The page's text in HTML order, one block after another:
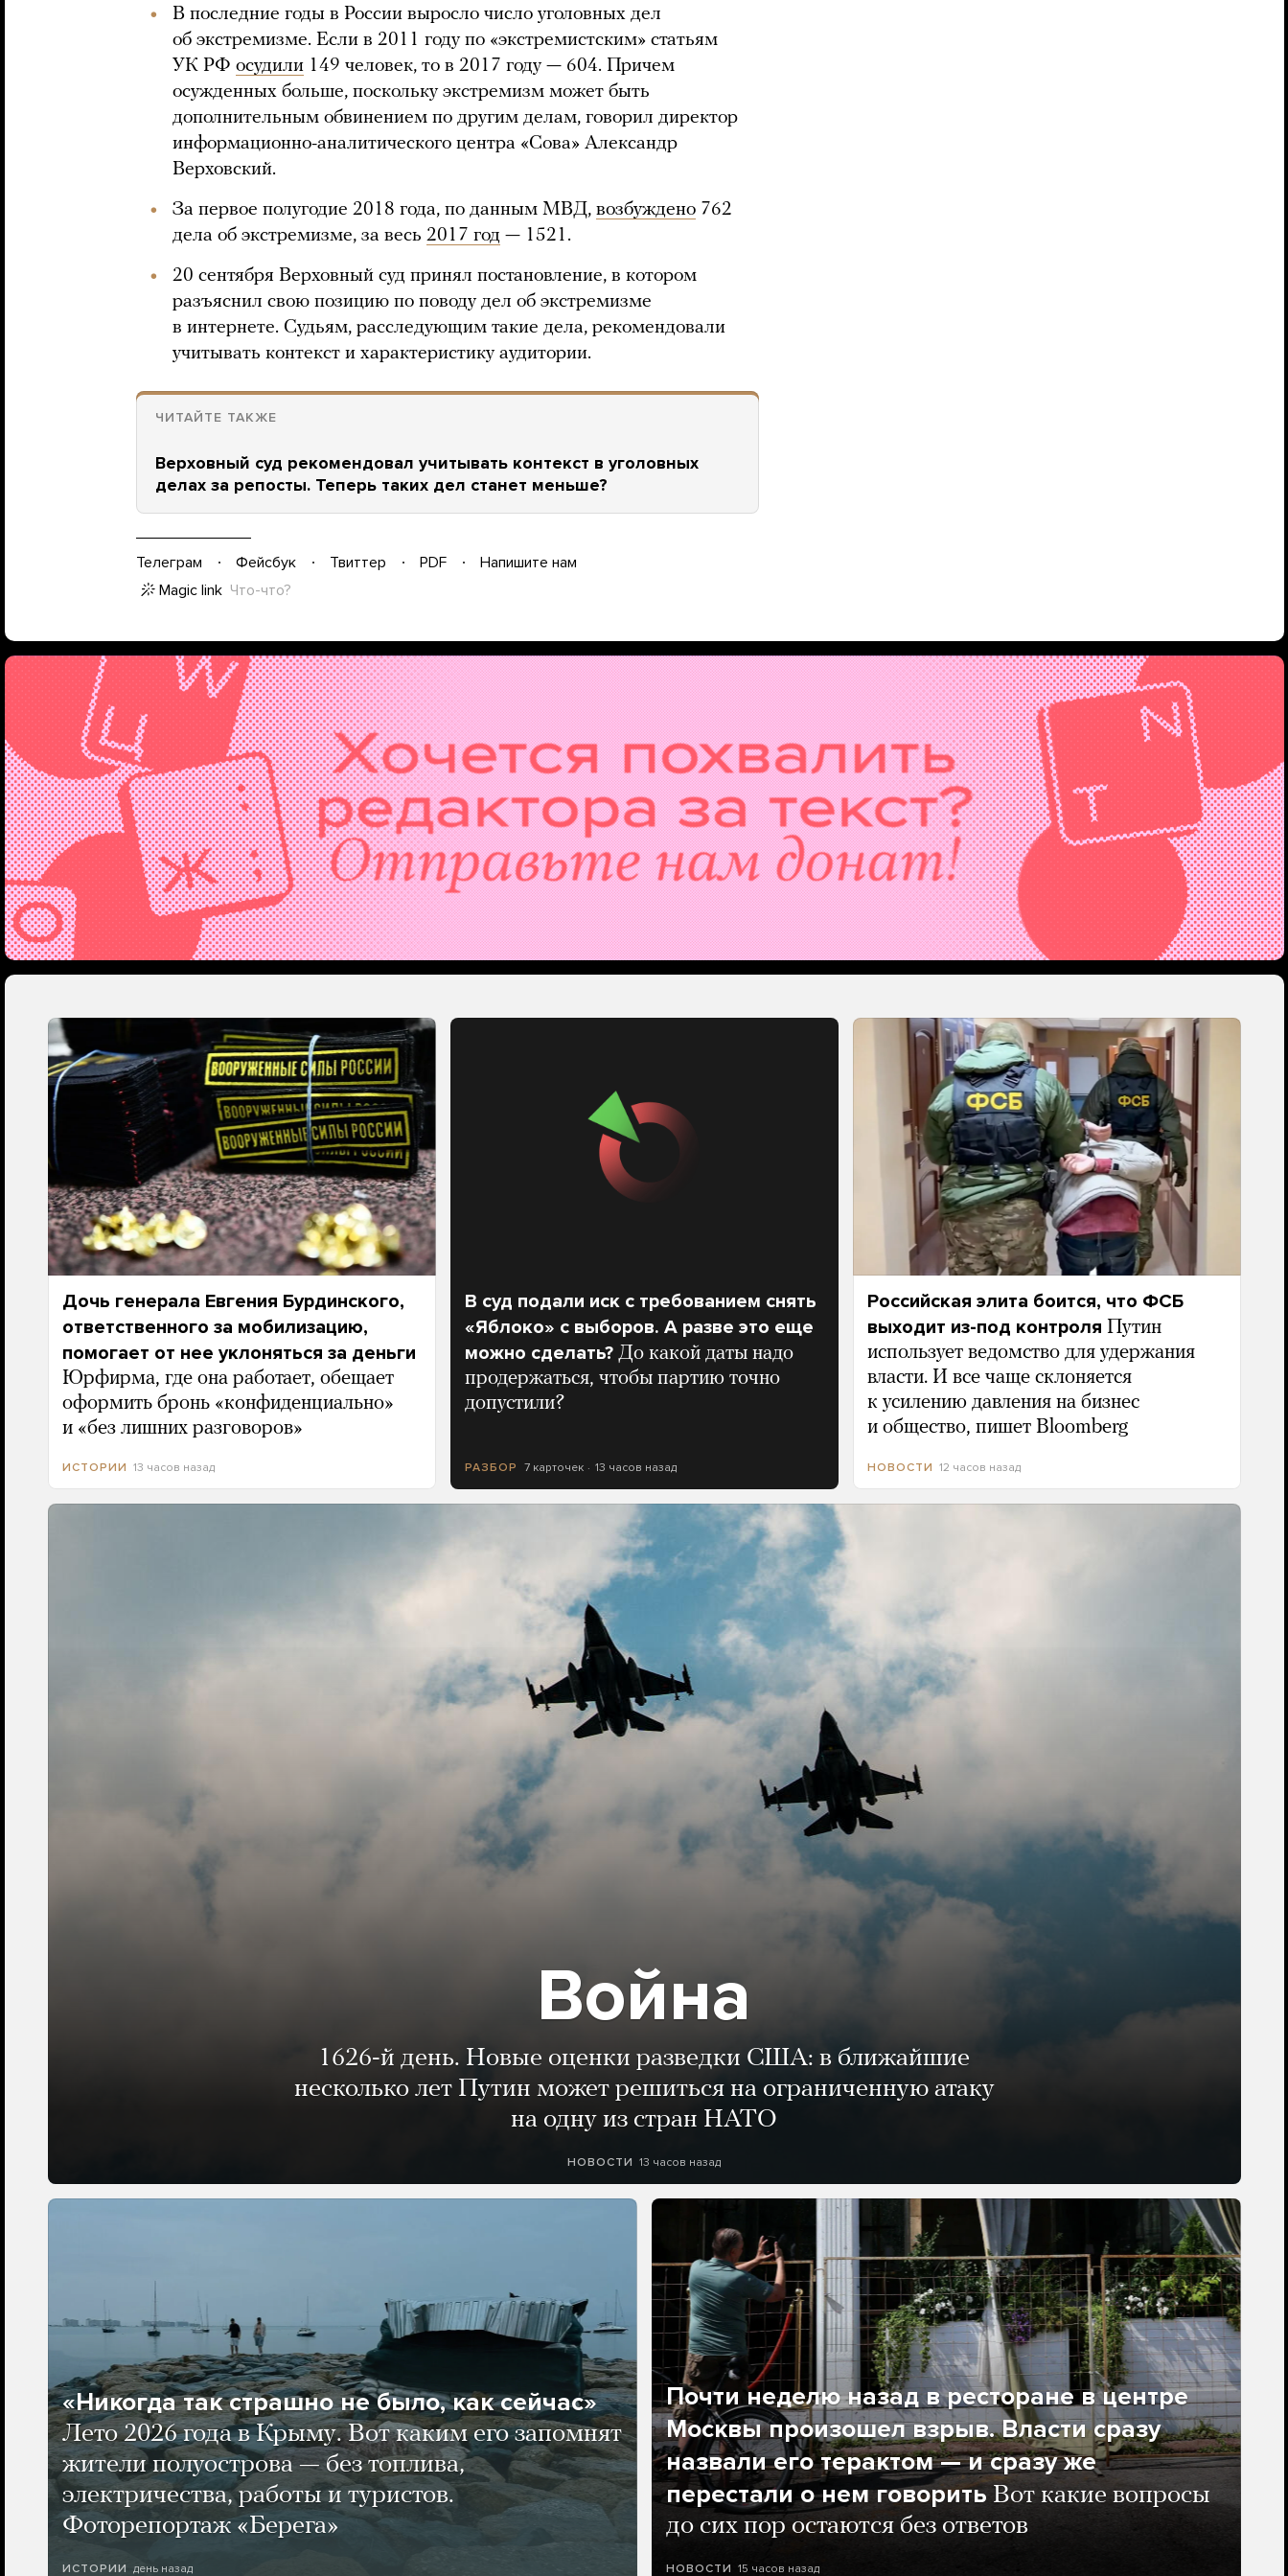
В последние годы в России выросло число уголовных дел
об экстремизме. Если в 2011 году по «экстремистским» статьям
УК РФ осудили 149 человек, то в 2017 году — 604. Причем
осужденных больше, поскольку экстремизм может быть
дополнительным обвинением по другим делам, говорил директор
информационно-аналитического центра «Сова» Александр
Верховский.
За первое полугодие 2018 года, по данным МВД, возбуждено 762
дела об экстремизме, за весь 2017 год — 1521.
20 сентября Верховный суд принял постановление, в котором
разъяснил свою позицию по поводу дел об экстремизме
в интернете. Судьям, расследующим такие дела, рекомендовали
учитывать контекст и характеристику аудитории.
ЧИТАЙТЕ ТАКЖЕ
Верховный суд рекомендовал учитывать контекст в уголовных
делах за репосты. Теперь таких дел станет меньше?
Телеграм Фейсбук Твиттер PDF
Напишите нам
Magic link Что-что?
Дочь генерала Евгения Бурдинского,
ответственного за мобилизацию,
помогает от нее уклоняться за деньги
Юрфирма, где она работает, обещает
оформить бронь «конфиденциально»
и «без лишних разговоров»
ИСТОРИИ 13 часов назад
В суд подали иск с требованием снять
«Яблоко» с выборов. А разве это еще
можно сделать? До какой даты надо
продержаться, чтобы партию точно
допустили?
РАЗБОР 7 карточек 13 часов назад
Российская элита боится, что ФСБ
выходит из-под контроля Путин
использует ведомство для удержания
власти. И все чаще склоняется
к усилению давления на бизнес
и общество, пишет Bloomberg
НОВОСТИ 12 часов назад
Война
1626-й день. Новые оценки разведки США: в ближайшие
несколько лет Путин может решиться на ограниченную атаку
на одну из стран НАТО
НОВОСТИ 13 часов назад
«Никогда так страшно не было, как сейчас»
Лето 2026 года в Крыму. Вот каким его запомнят
жители полуострова — без топлива,
электричества, работы и туристов.
Фоторепортаж «Берега»
ИСТОРИИ день назад
Почти неделю назад в ресторане в центре
Москвы произошел взрыв. Власти сразу
назвали его терактом — и сразу же
перестали о нем говорить Вот какие вопросы
до сих пор остаются без ответов
НОВОСТИ 15 часов назад